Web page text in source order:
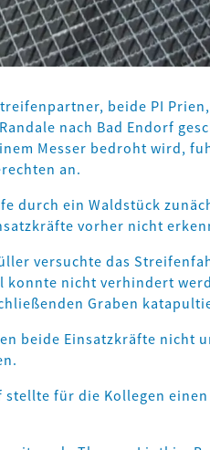
beide PI
nach Bad Endorf
Messer bedroht wird,
an.
durch ein Waldstück
vorher nicht
versuchte das
konnte nicht verhindert
Graben
beide Einsatzkräfte nicht
stellte für die Kollegen